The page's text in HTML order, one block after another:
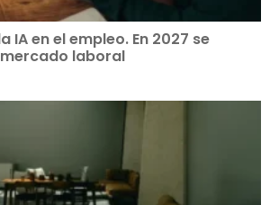
IA en el empleo. En 2027 se
laboral